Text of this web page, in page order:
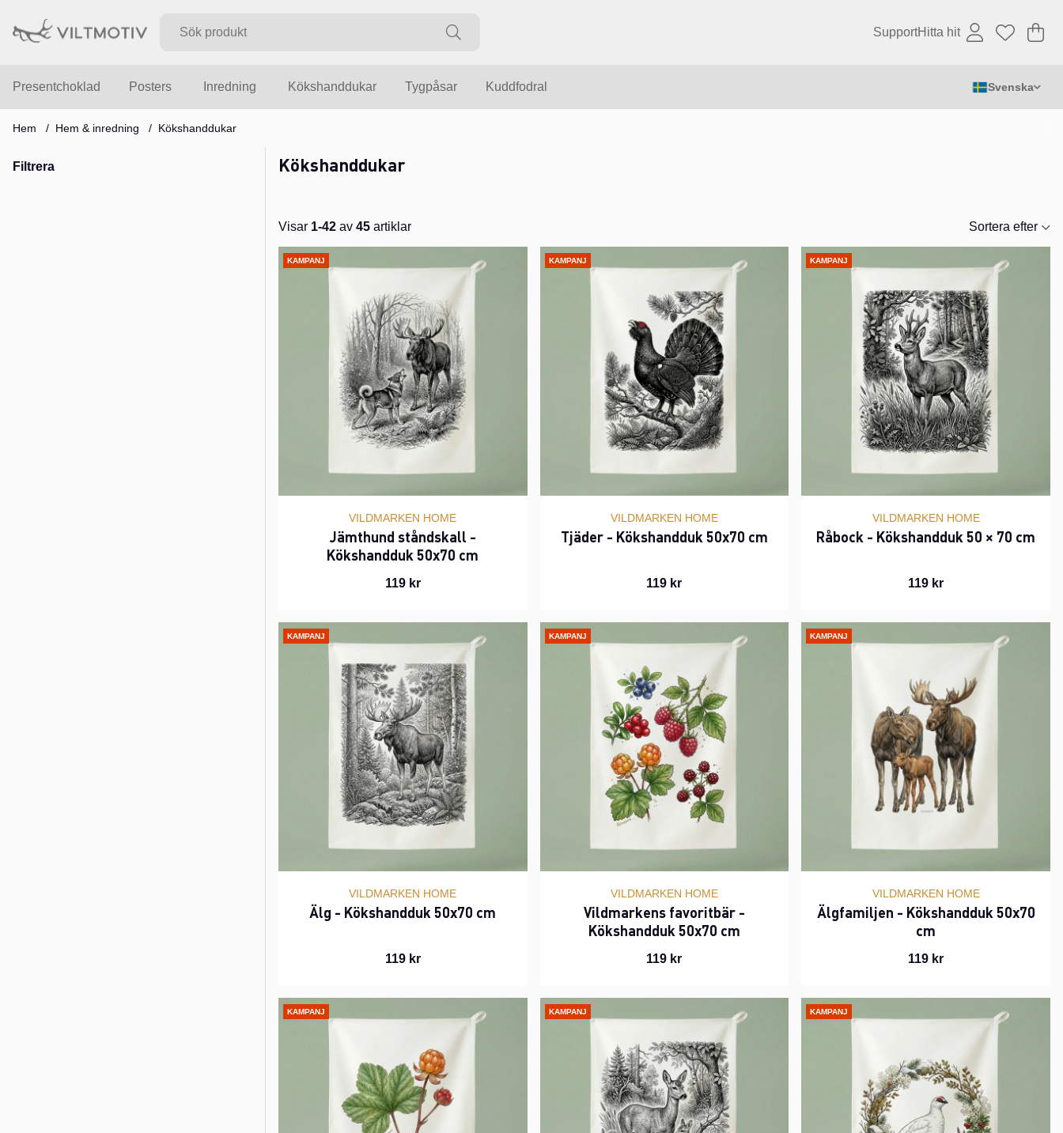
SupportHitta hit .
Presentchoklad Posters Inredning Kökshanddukar Tygpåsar Kuddfodral Svenska
Hem Hem & inredning Kökshanddukar
Filtrera Kökshanddukar
Visar 1-42 av 45 artiklar
Sortera efter
Produkter
KAMPANJ
VILDMARKEN HOME
Jämthund ståndskall -
Kökshandduk 50x70 cm
119 kr
KAMPANJ
VILDMARKEN HOME
Tjäder - Kökshandduk 50x70 cm
119 kr
KAMPANJ
VILDMARKEN HOME
Råbock - Kökshandduk 50 × 70 cm
119 kr
KAMPANJ
VILDMARKEN HOME
Älg - Kökshandduk 50x70 cm
119 kr
KAMPANJ
VILDMARKEN HOME
Vildmarkens favoritbär -
Kökshandduk 50x70 cm
119 kr
KAMPANJ
VILDMARKEN HOME
Älgfamiljen - Kökshandduk 50x70
cm
119 kr
KAMPANJ KAMPANJ KAMPANJ